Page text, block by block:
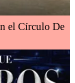
el Círculo De